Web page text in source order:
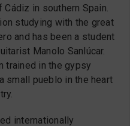
in southern Spain.
studying with the great
and has been a student
Manolo Sanlúcar.
trained in the gypsy
small pueblo in the heart
internationally